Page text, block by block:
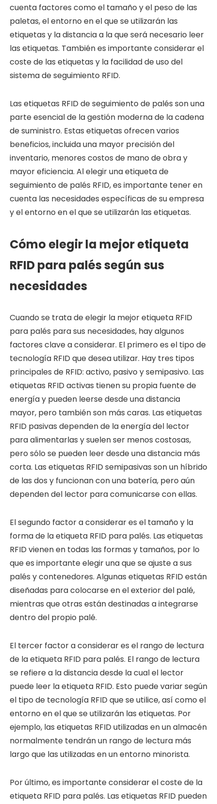
cuenta factores como el tamaño y el peso de las
paletas, el entorno en el que se utilizarán las
etiquetas y la distancia a la que será necesario leer
las etiquetas. También es importante considerar el
coste de las etiquetas y la facilidad de uso del
sistema de seguimiento RFID.
Las etiquetas RFID de seguimiento de palés son una
parte esencial de la gestión moderna de la cadena
de suministro. Estas etiquetas ofrecen varios
beneficios, incluida una mayor precisión del
inventario, menores costos de mano de obra y
mayor eficiencia. Al elegir una etiqueta de
seguimiento de palés RFID, es importante tener en
cuenta las necesidades específicas de su empresa
y el entorno en el que se utilizarán las etiquetas.
Cómo elegir la mejor etiqueta
RFID para palés según sus
necesidades
Cuando se trata de elegir la mejor etiqueta RFID
para palés para sus necesidades, hay algunos
factores clave a considerar. El primero es el tipo de
tecnología RFID que desea utilizar. Hay tres tipos
principales de RFID: activo, pasivo y semipasivo. Las
etiquetas RFID activas tienen su propia fuente de
energía y pueden leerse desde una distancia
mayor, pero también son más caras. Las etiquetas
RFID pasivas dependen de la energía del lector
para alimentarlas y suelen ser menos costosas,
pero sólo se pueden leer desde una distancia más
corta. Las etiquetas RFID semipasivas son un híbrido
de las dos y funcionan con una batería, pero aún
dependen del lector para comunicarse con ellas.
El segundo factor a considerar es el tamaño y la
forma de la etiqueta RFID para palés. Las etiquetas
RFID vienen en todas las formas y tamaños, por lo
que es importante elegir una que se ajuste a sus
palés y contenedores. Algunas etiquetas RFID están
diseñadas para colocarse en el exterior del palé,
mientras que otras están destinadas a integrarse
dentro del propio palé.
El tercer factor a considerar es el rango de lectura
de la etiqueta RFID para palés. El rango de lectura
se refiere a la distancia desde la cual el lector
puede leer la etiqueta RFID. Esto puede variar según
el tipo de tecnología RFID que se utilice, así como el
entorno en el que se utilizarán las etiquetas. Por
ejemplo, las etiquetas RFID utilizadas en un almacén
normalmente tendrán un rango de lectura más
largo que las utilizadas en un entorno minorista.
Por último, es importante considerar el coste de la
etiqueta RFID para palés. Las etiquetas RFID pueden